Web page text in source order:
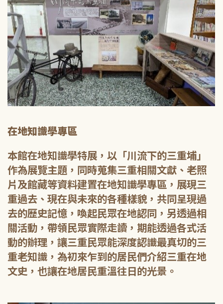
在地知識學專區
本館在地知識學特展，以「川流下的三重埔」
作為展覽主題，同時蒐集三重相關文獻、老照
片及館藏等資料建置在地知識學專區，展現三
重過去、現在與未來的各種樣貌，共同呈現過
去的歷史記憶，喚起民眾在地認同，另透過相
關活動，帶領民眾實際走讀，期能透過各式活
動的辦理，讓三重民眾能深度認識最真切的三
重老知識，為初來乍到的居民們介紹三重在地
文史，也讓在地居民重溫往日的光景。